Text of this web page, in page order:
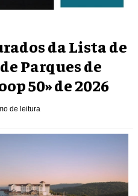
da Lista de
Parques de
50» de 2026
de leitura